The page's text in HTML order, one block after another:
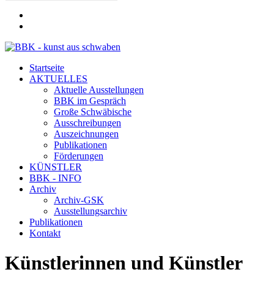
Startseite
AKTUELLES
Aktuelle Ausstellungen
BBK im Gespräch
Große Schwäbische
Ausschreibungen
Auszeichnungen
Publikationen
Förderungen
KÜNSTLER
BBK - INFO
Archiv
Archiv-GSK
Ausstellungsarchiv
Publikationen
Kontakt
Künstlerinnen und Künstler